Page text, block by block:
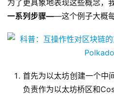
为了更具象地表现这些概念，
一系列步骤——这个例子大概
首先为以太坊创建一个中
负责作为以太坊桥区和